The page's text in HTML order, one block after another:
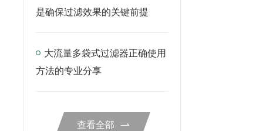
是确保过滤效果的关键前提
大流量多袋式过滤器正确使用
方法的专业分享
查看全部